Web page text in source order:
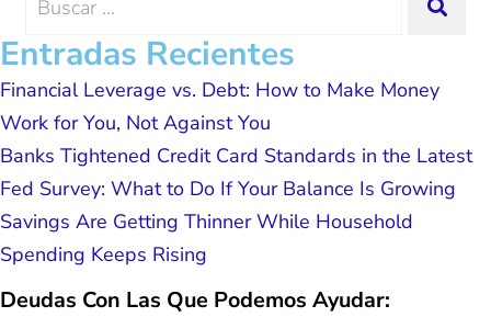
possible because of J Miller, and I am
Entradas Recientes
Financial Leverage vs. Debt: How to Make Money
Work for You, Not Against You
Banks Tightened Credit Card Standards in the Latest
Fed Survey: What to Do If Your Balance Is Growing
Savings Are Getting Thinner While Household
Spending Keeps Rising
Deudas Con Las Que Podemos Ayudar: